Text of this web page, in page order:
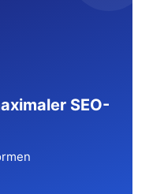
SEO-